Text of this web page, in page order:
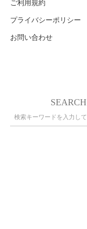
ご利用規約
プライバシーポリシー
お問い合わせ
SEARCH